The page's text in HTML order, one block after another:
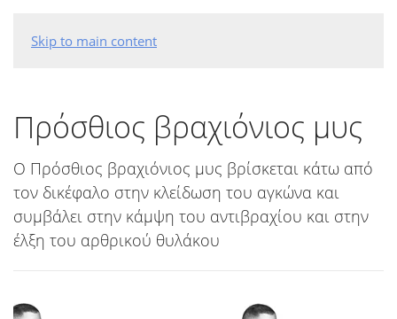
Skip to main content
Πρόσθιος βραχιόνιος μυς
Ο Πρόσθιος βραχιόνιος μυς βρίσκεται κάτω από
τον δικέφαλο στην κλείδωση του αγκώνα και
συμβάλει στην κάμψη του αντιβραχίου και στην
έλξη του αρθρικού θυλάκου